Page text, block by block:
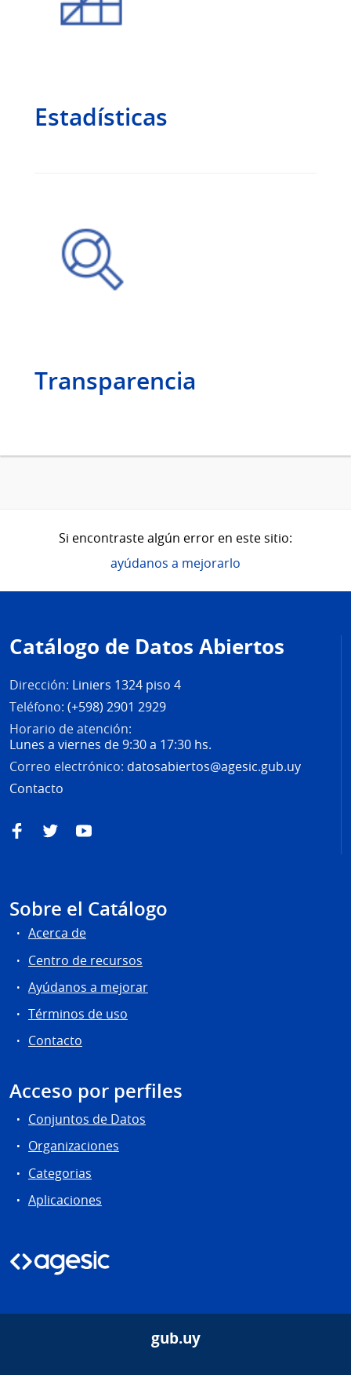
Estadísticas
Transparencia
Si encontraste algún error en este sitio:
ayúdanos a mejorarlo
de
página
Catálogo de Datos Abiertos
Dirección: Liniers 1324 piso 4
Teléfono: (+598) 2901 2929
Horario de atención:
Lunes a viernes de 9:30 a 17:30 hs.
Correo electrónico: datosabiertos@agesic.gub.uy
Contacto
FacebookTwitterYouTube
Sobre el Catálogo
Acerca de
Centro de recursos
Ayúdanos a mejorar
Términos de uso
Contacto
Acceso por perfiles
Conjuntos de Datos
Organizaciones
Categorias
Aplicaciones
gub.uy